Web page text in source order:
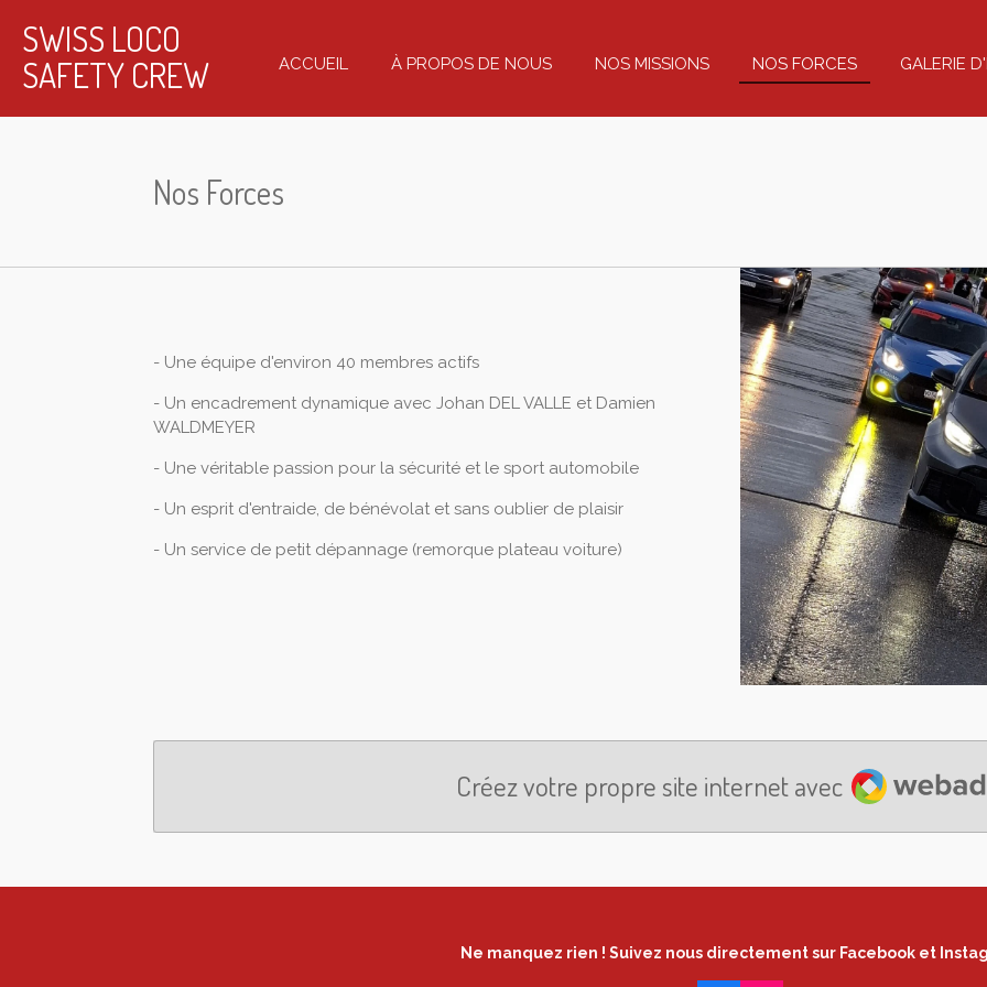
au
contenu
principal
SWISS LOCO
SAFETY CREW
ACCUEIL À PROPOS DE NOUS NOS MISSIONS NOS FORCES GALERIE
Nos Forces
- Une équipe d'environ 40 membres actifs
- Un encadrement dynamique avec Johan DEL VALLE et Damien
WALDMEYER
- Une véritable passion pour la sécurité et le sport automobile
- Un esprit d'entraide, de bénévolat et sans oublier de plaisir
- Un service de petit dépannage (remorque plateau voiture)
Créez votre propre site internet avec Webador
Ne manquez rien ! Suivez nous directement sur Facebook etIns